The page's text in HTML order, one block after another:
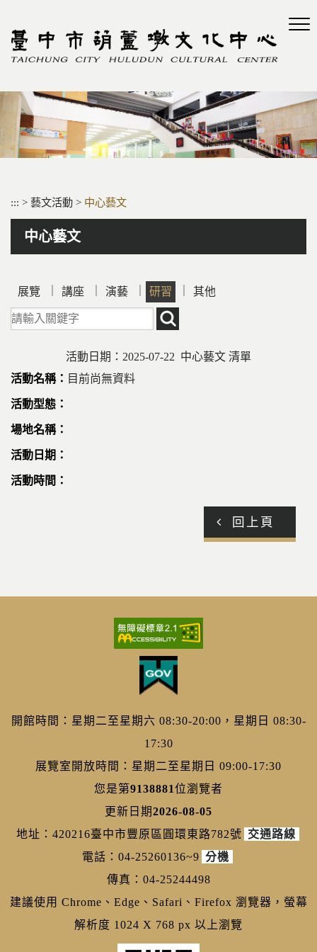
區
::: > 藝文活動 > 中心藝文
中心藝文
展覽 講座 演藝 研習
其他
請輸入關鍵字
活動日期：2025-07-22 中心藝文 清單
目前尚無資料
回上頁
開館時間：星期二至星期六 08:30-20:00，星期日 08:30-
17:30
展覽室開放時間：星期二至星期日 09:00-17:30
您是第9138881位瀏覽者
更新日期2026-08-05
地址：420216臺中市豐原區圓環東路782號 交通路線
電話：04-25260136~9 分機
傳真：04-25244498
建議使用 Chrome、Edge、Safari、Firefox 瀏覽器，螢幕
解析度 1024 X 768 px 以上瀏覽